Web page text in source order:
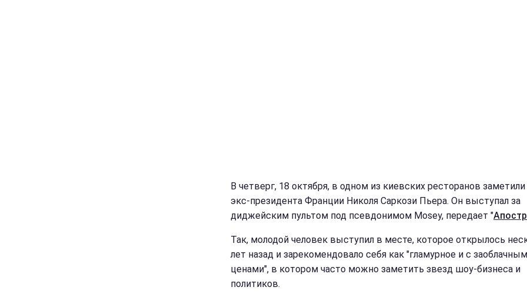
В четверг, 18 октября, в одном из киевских ресторанов
экс-президента Франции Николя Саркози Пьера. Он выступал за
диджейским пультом под псевдонимом Mosey, передает "
Так, молодой человек выступил в месте, которое открылось
лет назад и зарекомендовало себя как "гламурное и с
ценами", в котором часто можно заметить звезд шоу-бизнеса и
политиков.